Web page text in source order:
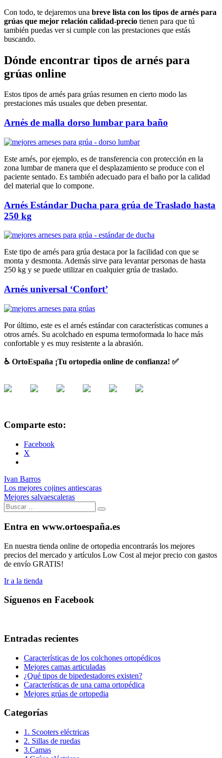
Con todo, te dejaremos una breve lista con los tipos de arnés para
grúas que mejor relación calidad-precio tienen para que tú
también puedas ver si cumple con las prestaciones que estás
buscando.
Dónde encontrar tipos de arnés para
grúas online
Estos tipos de arnés para grúas resumen en cierto modo las
prestaciones más usuales que deben presentar.
Arnés de malla dorso lumbar para baño
Este arnés, por ejemplo, es de transferencia con protección en la
zona lumbar de manera que el desplazamiento se produce con el
paciente sentado. Es también adecuado para el baño por la calidad
del material que lo compone.
Arnés Estándar Ducha para grúa de Traslado hasta
250 kg
Este tipo de arnés para grúa destaca por la facilidad con que se
monta y desmonta. Además sirve para levantar personas de hasta
250 kg y se puede utilizar en cualquier grúa de traslado.
Arnés universal ‘Confort’
Por último, este es el arnés estándar con características comunes a
otros arnés. Su acolchado en espuma termoformada lo hace más
confortable y es muy resistente a la abrasión.
♿ OrtoEspaña ¡Tu ortopedia online de confianza! ✅
Comparte esto:
Facebook
X
Ivan Barros
Los mejores cojines antiescaras
Mejores salvaescaleras
Buscar:
Buscar
Entra en www.ortoespaña.es
En nuestra tienda online de ortopedia encontrarás los mejores
precios del mercado y artículos Low Cost al mejor precio con gastos
de envío GRATIS!
Ir a la tienda
Síguenos en Facebook
Entradas recientes
Características de los colchones ortopédicos
Mejores camas articuladas
¿Qué tipos de bipedestadores existen?
Características de una cama ortopédica
Mejores grúas de ortopedia
Categorías
1. Scooters eléctricas
2. Sillas de ruedas
3.Camas